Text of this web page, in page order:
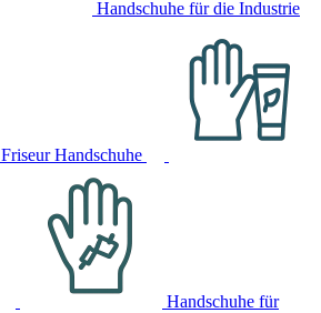
Handschuhe für die Industrie
Friseur Handschuhe
Handschuhe für